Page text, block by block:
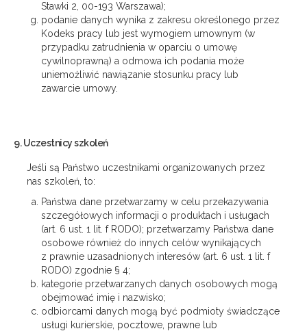
Stawki 2, 00-193 Warszawa);
podanie danych wynika z zakresu określonego przez
Kodeks pracy lub jest wymogiem umownym (w
przypadku zatrudnienia w oparciu o umowę
cywilnoprawną) a odmowa ich podania może
uniemożliwić nawiązanie stosunku pracy lub
zawarcie umowy.
9. Uczestnicy szkoleń
Jeśli są Państwo uczestnikami organizowanych przez
nas szkoleń, to:
Państwa dane przetwarzamy w celu przekazywania
szczegółowych informacji o produktach i usługach
(art. 6 ust. 1 lit. f RODO); przetwarzamy Państwa dane
osobowe również do innych celów wynikających
z prawnie uzasadnionych interesów (art. 6 ust. 1 lit. f
RODO) zgodnie § 4;
kategorie przetwarzanych danych osobowych mogą
obejmować imię i nazwisko;
odbiorcami danych mogą być podmioty świadczące
usługi kurierskie, pocztowe, prawne lub